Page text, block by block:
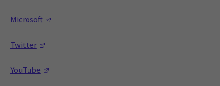
Microsoft
Twitter
YouTube